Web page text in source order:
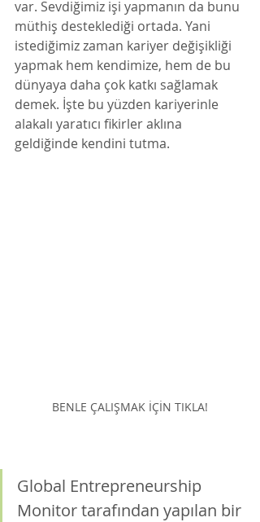
var. Sevdiğimiz işi yapmanın da bunu
müthiş desteklediği ortada. Yani
istediğimiz zaman kariyer değişikliği
yapmak hem kendimize, hem de bu
dünyaya daha çok katkı sağlamak
demek. İşte bu yüzden kariyerinle
alakalı yaratıcı fikirler aklına
geldiğinde kendini tutma.
BENLE ÇALIŞMAK İÇİN TIKLA!
Global Entrepreneurship
Monitor tarafından yapılan bir